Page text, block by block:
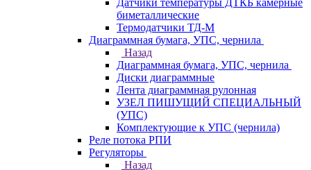
Датчики температуры ДТКБ камерные
биметаллические
Термодатчики ТД-М
Диаграммная бумага, УПС, чернила
Назад
Диаграммная бумага, УПС, чернила
Диски диаграммные
Лента диаграммная рулонная
УЗЕЛ ПИШУЩИЙ СПЕЦИАЛЬНЫЙ
(УПС)
Комплектующие к УПС (чернила)
Реле потока РПИ
Регуляторы
Назад